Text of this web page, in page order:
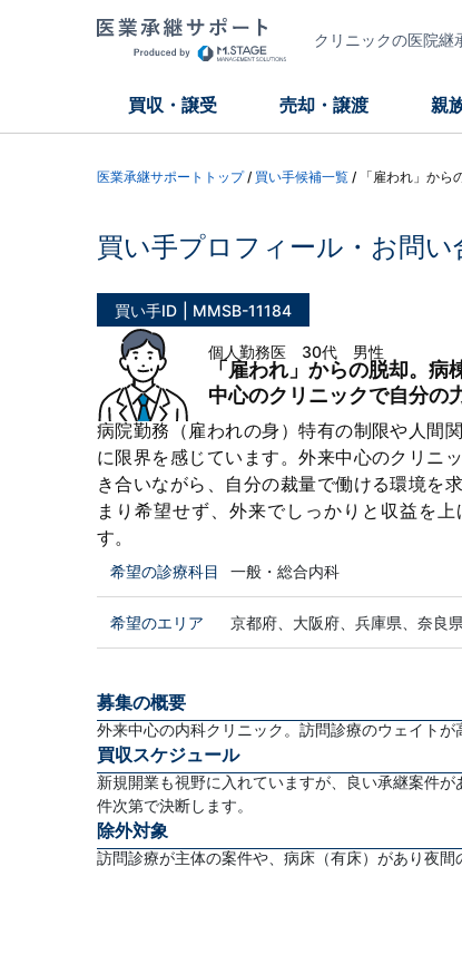
クリニックの医院継
買収・譲受 売却・譲渡 親
医業承継サポートトップ/ 買い手候補一覧 / 「雇われ」か
買い手プロフィール・お問い
買い手ID MMSB-11184
個人勤務医 30代 男性
「雇われ」からの脱却。
中心のクリニックで自分の
病院勤務（雇われの身）特有の制限や人間
に限界を感じています。外来中心のクリニ
き合いながら、自分の裁量で働ける環境を
まり希望せず、外来でしっかりと収益を
す。
希望の診療科目 一般・総合内科
希望のエリア 京都府、大阪府、兵庫県、奈良県
募集の概要
外来中心の内科クリニック。訪問診療のウェイトが
買収スケジュール
新規開業も視野に入れていますが、良い承継案件
件次第で決断します。
除外対象
訪問診療が主体の案件や、病床（有床）があり夜間